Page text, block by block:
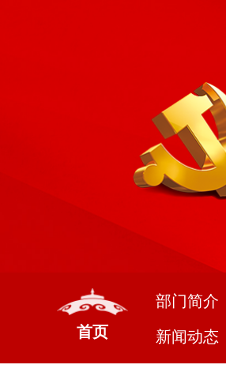
首页
部门简介
新闻动态